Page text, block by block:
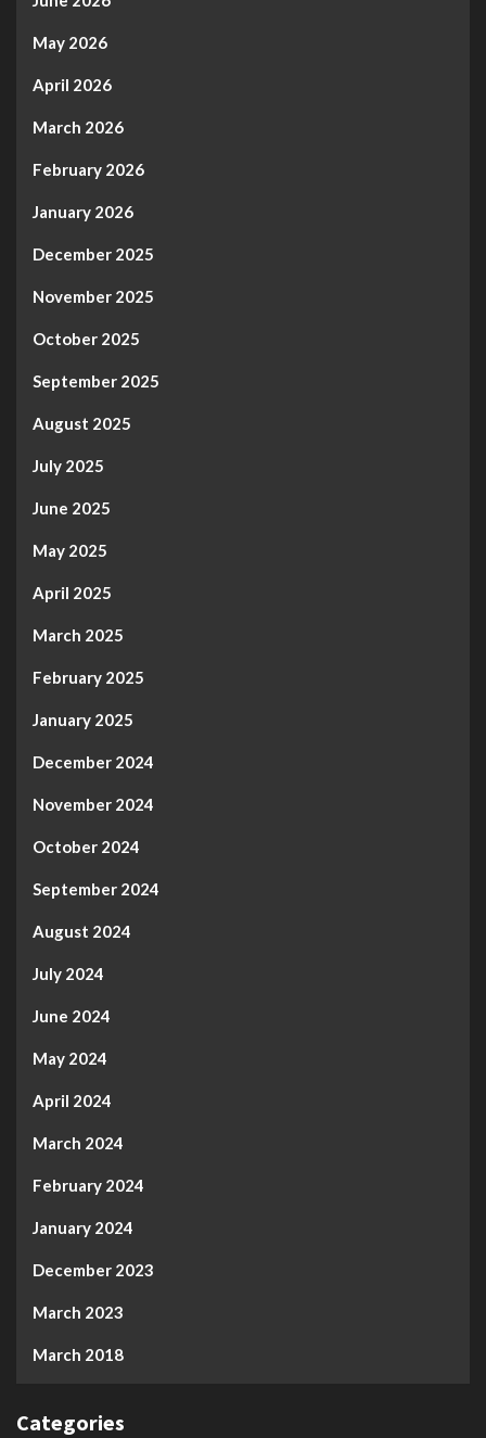
May 2026
April 2026
March 2026
February 2026
January 2026
December 2025
November 2025
October 2025
September 2025
August 2025
July 2025
June 2025
May 2025
April 2025
March 2025
February 2025
January 2025
December 2024
November 2024
October 2024
September 2024
August 2024
July 2024
June 2024
May 2024
April 2024
March 2024
February 2024
January 2024
December 2023
March 2023
March 2018
Categories